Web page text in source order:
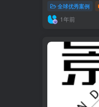
全球优秀案例
1年前